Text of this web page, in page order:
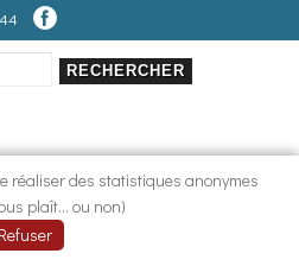
44
réaliser des statistiques anonymes
plaît... ou non)
Refuser